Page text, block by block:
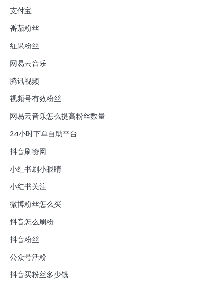
支付宝
番茄粉丝
红果粉丝
网易云音乐
腾讯视频
视频号有效粉丝
网易云音乐怎么提高粉丝数量
24小时下单自助平台
抖音刷赞网
小红书刷小眼睛
小红书关注
微博粉丝怎么买
抖音怎么刷粉
抖音粉丝
公众号活粉
抖音买粉丝多少钱